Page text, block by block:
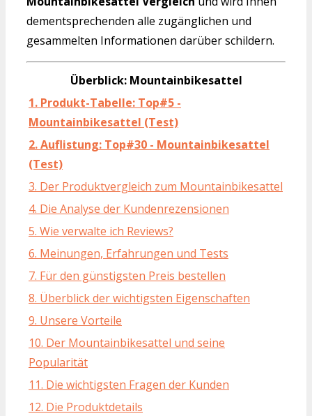
dementsprechenden alle zugänglichen und
gesammelten Informationen darüber schildern.
Überblick: Mountainbikesattel
1. Produkt-Tabelle: Top#5 -
Mountainbikesattel (Test)
2. Auflistung: Top#30 - Mountainbikesattel
(Test)
3. Der Produktvergleich zum Mountainbikesattel
4. Die Analyse der Kundenrezensionen
5. Wie verwalte ich Reviews?
6. Meinungen, Erfahrungen und Tests
7. Für den günstigsten Preis bestellen
8. Überblick der wichtigsten Eigenschaften
9. Unsere Vorteile
10. Der Mountainbikesattel und seine
Popularität
11. Die wichtigsten Fragen der Kunden
12. Die Produktdetails